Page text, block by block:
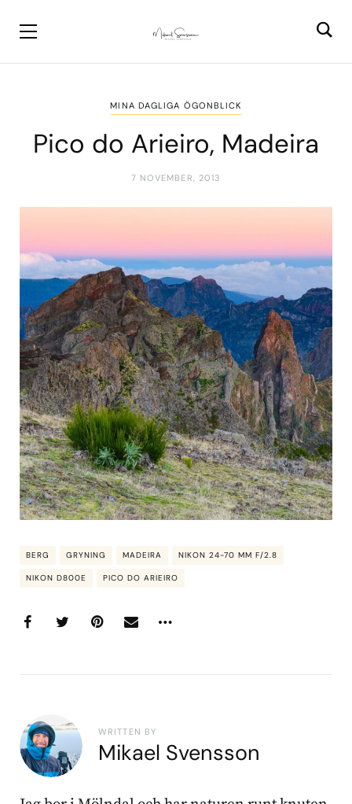
MINA DAGLIGA ÖGONBLICK
Pico do Arieiro, Madeira
7 NOVEMBER, 2013
BERG GRYNING MADEIRA NIKON 24-70 MM F/2.8
NIKON D800E PICO DO ARIEIRO
WRITTEN BY
Mikael Svensson